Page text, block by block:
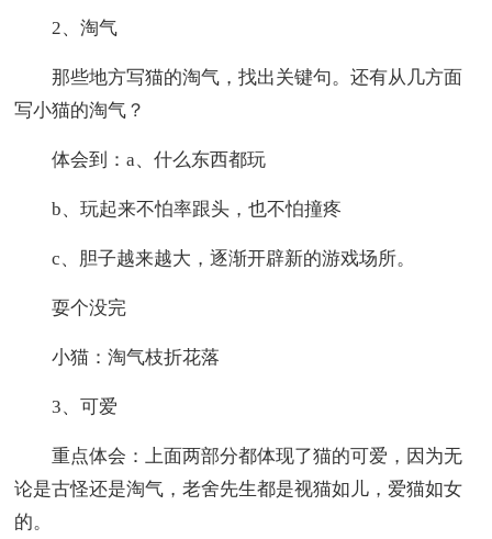
2、淘气
那些地方写猫的淘气，找出关键句。还有从几方面
写小猫的淘气？
体会到：a、什么东西都玩
b、玩起来不怕率跟头，也不怕撞疼
c、胆子越来越大，逐渐开辟新的游戏场所。
耍个没完
小猫：淘气枝折花落
3、可爱
重点体会：上面两部分都体现了猫的可爱，因为无
论是古怪还是淘气，老舍先生都是视猫如儿，爱猫如女
的。